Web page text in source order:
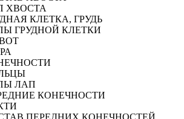
ХВОСТА
КЛЕТКА, ГРУДЬ
ГРУДНОЙ КЛЕТКИ
ЛАП
КОНЕЧНОСТИ
ПЕРЕДНИХ КОНЕЧНОСТЕЙ